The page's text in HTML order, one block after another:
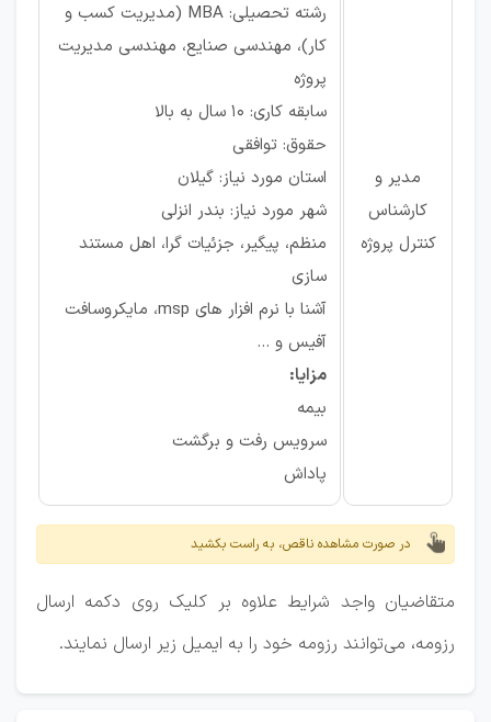
مدیر و
کارشناس
کنترل پروژه
رشته تحصیلی: MBA (مدیریت کسب و
کار)، مهندسی صنایع، مهندسی مدیریت
پروژه
سابقه کاری: ۱۰ سال به بالا
حقوق: توافقی
استان مورد نیاز: گیلان
شهر مورد نیاز: بندر انزلی
منظم، پیگیر، جزئیات گرا، اهل مستند
سازی
آشنا با نرم افزار های msp، مایکروسافت
آفیس و ...
مزایا:
بیمه
سرویس رفت و برگشت
پاداش
در صورت مشاهده ناقص، به راست بکشید
متقاضیان واجد شرایط علاوه بر کلیک روی دکمه ارسال
رزومه، می‌توانند رزومه خود را به ایمیل زیر ارسال نمایند.